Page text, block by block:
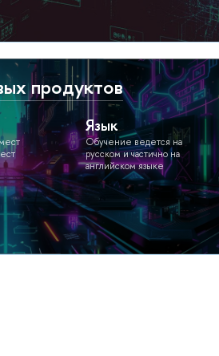
продуктов
Язык
Обучение ведется на
русском и частично на
английском языке